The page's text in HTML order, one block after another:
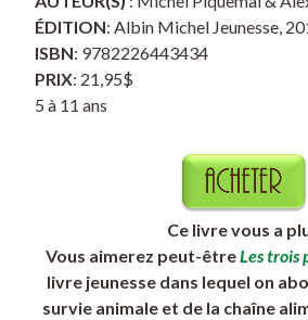
ÉDITION: Albin Michel Jeunesse,
ISBN: 9782226443434
PRIX: 21,95$
5 à 11 ans
Ce livre vous a
Vous aimerez peut-êtreLes trois
livre jeunesse dans lequel on
survie animale et de la chaîne